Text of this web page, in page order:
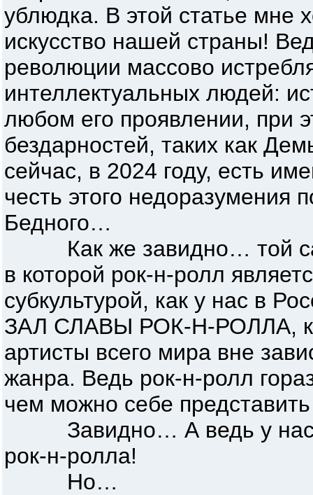
ублюдка. В этой статье мне
искусство нашей страны!
революции массово
интеллектуальных людей:
любом его проявлении, при
бездарностей, таких как
сейчас, в 2024 году, есть
честь этого недоразумения
Бедного…
Как же завидно… той
в которой рок-н-ролл
субкультурой, как у нас в
ЗАЛ СЛАВЫ РОК-Н-РОЛЛА,
артисты всего мира вне
жанра. Ведь рок-н-ролл
чем можно себе
Завидно… А ведь у нас
рок-н-ролла!
Но…